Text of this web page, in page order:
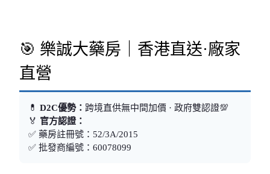
🎯 樂誠大藥房｜香港直送·廠家
直營
💊 D2C優勢： 跨境直供無中間加價 · 政府雙認證💯
🏅 官方認證：
✅ 藥房註冊號：52/3A/2015
✅ 批發商編號：60078099